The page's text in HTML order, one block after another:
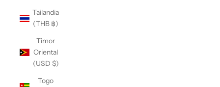
Tailandia
(THB ฿)
Timor
Oriental
(USD $)
Togo